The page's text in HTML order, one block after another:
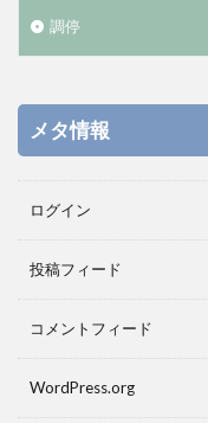
調停
メタ情報
ログイン
投稿フィード
コメントフィード
WordPress.org